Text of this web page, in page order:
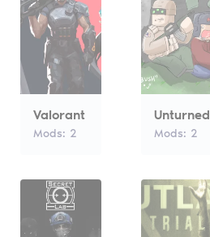
Valorant
Mods: 2
Unturned
Mods: 2